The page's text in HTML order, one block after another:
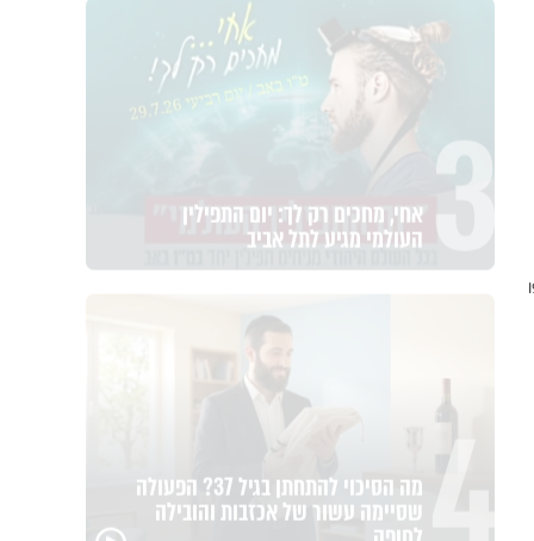
3 העולמי מגיע לתל אביב
4 שסיימה עשור של אכזבות והובילה
לחופה